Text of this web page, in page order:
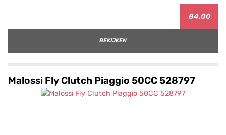
84.00
BEKIJKEN
Malossi Fly Clutch Piaggio 50CC 528797